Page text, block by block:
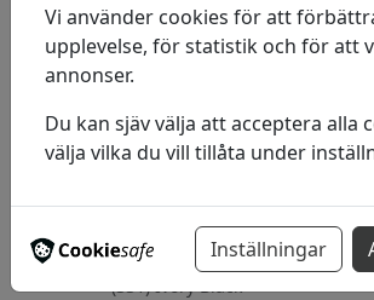
(425) Naples Yellow Deep
kr
Akrylfärg W&N Prof. 60ml
(439) Nickel Azo Yellow
179kr
Akrylfärg W&N Prof. 60ml
(331) Ivory Black
Vi använder cookies för att
upplevelse, för statistik och för att
annonser.
Du kan sjäv välja att acceptera alla
välja vilka du vill tillåta under
Inställningar